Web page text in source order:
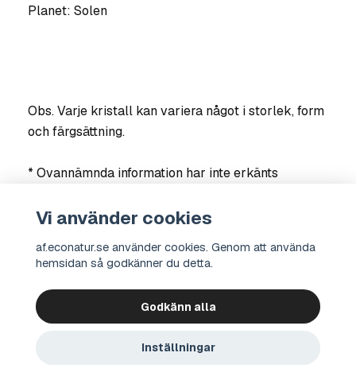
Planet: Solen
Obs. Varje kristall kan variera något i storlek, form
och färgsättning.
* Ovannämnda information har inte erkänts
resultat från användare och terapeuter. Om du är
Integritetspolicy Köpvillkor
© 2026 econatur Bio Company Sverige AB
Vi använder cookies
af.econatur.se använder cookies. Genom att använda
hemsidan så godkänner du detta.
Godkänn alla
Inställningar